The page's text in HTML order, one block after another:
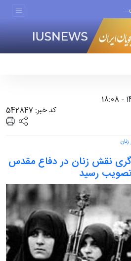
کد خبر: 542847
نقش زنان در دفاع مقدس
رسید